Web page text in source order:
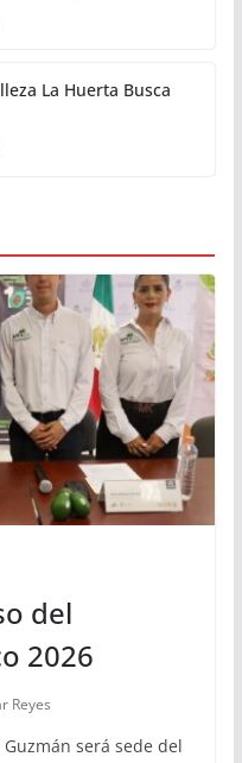
La Huerta Busca
del
2026
Reyes
será sede del